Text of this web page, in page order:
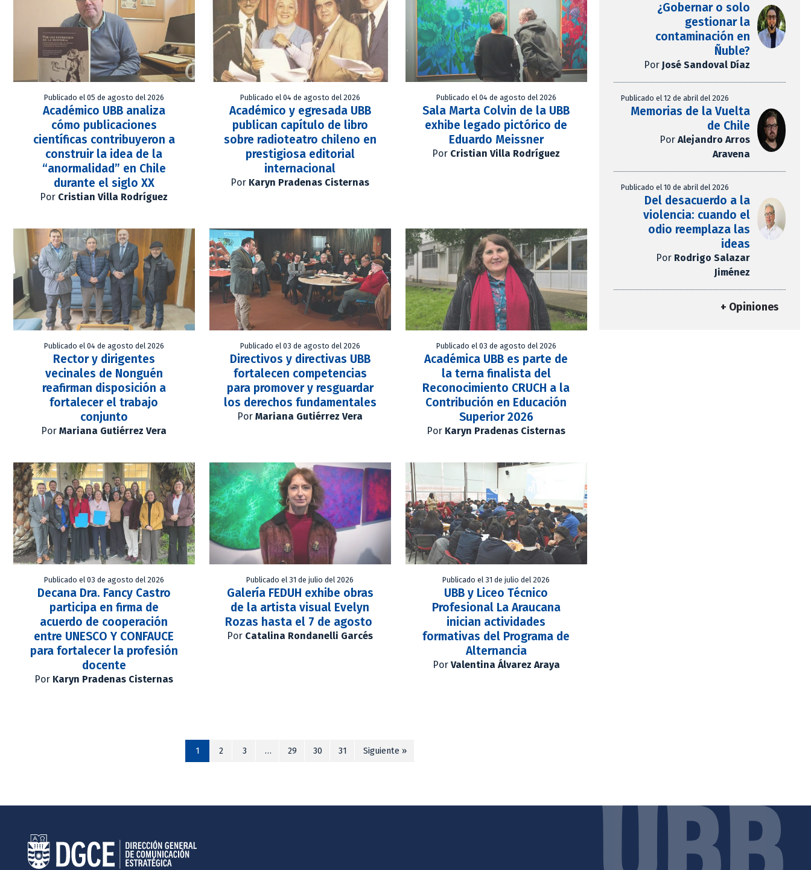
Publicado el 05 de agosto del 2026
Académico UBB analiza
cómo publicaciones
científicas contribuyeron a
construir la idea de la
“anormalidad” en Chile
durante el siglo XX
Por Cristian Villa Rodríguez
Publicado el 04 de agosto del 2026
Académico y egresada UBB
publican capítulo de libro
sobre radioteatro chileno en
prestigiosa editorial
internacional
Por Karyn Pradenas Cisternas
Publicado el 04 de agosto del 2026
Sala Marta Colvin de la UBB
exhibe legado pictórico de
Eduardo Meissner
Por Cristian Villa Rodríguez
Publicado el 04 de agosto del 2026
Rector y dirigentes
vecinales de Nonguén
reafirman disposición a
fortalecer el trabajo
conjunto
PorMariana Gutiérrez Vera
Publicado el 03 de agosto del 2026
Directivos y directivas UBB
fortalecen competencias
para promover y resguardar
los derechos fundamentales
PorMariana Gutiérrez Vera
Publicado el 03 de agosto del 2026
Académica UBB es parte de
la terna finalista del
Reconocimiento CRUCH a la
Contribución en Educación
Superior 2026
Por Karyn Pradenas Cisternas
Publicado el 03 de agosto del 2026
Decana Dra. Fancy Castro
participa en firma de
acuerdo de cooperación
entre UNESCO Y CONFAUCE
para fortalecer la profesión
docente
Por Karyn Pradenas Cisternas
Publicado el 31 de julio del 2026
Galería FEDUH exhibe obras
de la artista visual Evelyn
Rozas hasta el 7 de agosto
Por Catalina Rondanelli Garcés
Publicado el 31 de julio del 2026
UBB y Liceo Técnico
Profesional La Araucana
inician actividades
formativas del Programa de
Alternancia
Por Valentina Álvarez Araya
1 2 3 … 29 30 31 Siguiente »
¿Gobernar o solo
gestionar la
contaminación en
Ñuble?
Por José Sandoval Díaz
Publicado el 12 de abril del 2026
Memorias de la Vuelta
de Chile
Por Alejandro Arros
Aravena
Publicado el 10 de abril del 2026
Del desacuerdo a la
violencia: cuando el
odio reemplaza las
ideas
Por Rodrigo Salazar
Jiménez
+ Opiniones